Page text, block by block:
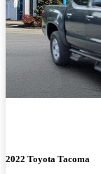
2022 Toyota Tacoma